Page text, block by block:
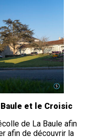
et le Croisic
de La Baule afin
afin de découvrir la